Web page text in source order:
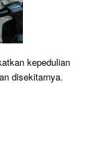
kepedulian
disekitarnya.